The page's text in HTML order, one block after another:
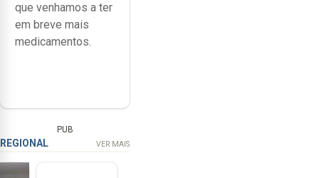
que venhamos a ter
em breve mais
medicamentos.
PUB
REGIONAL VER MAIS